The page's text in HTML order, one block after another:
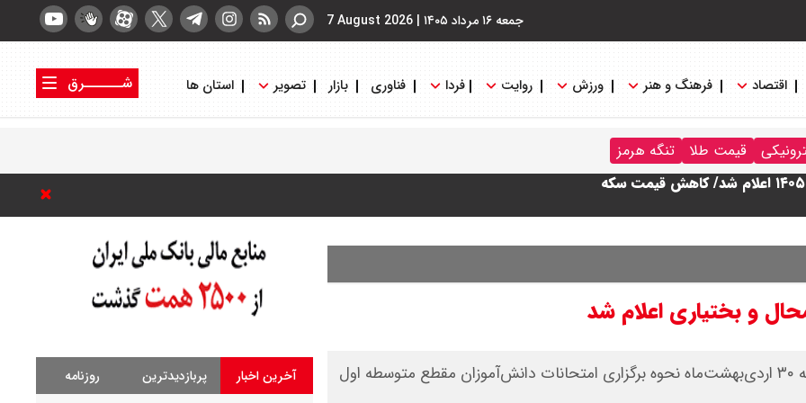
جمعه ۱۶ مرداد ۱۴۰۵ |
7 August 2026
اقتصاد فرهنگ و هنر ورزش روایت فردا فناوری بازار تصویر استان ها
شــــــرق
قیمت طلا تنگه هرمز
و بختیاری اعلام شد
​اداره کل آموزش و پرورش چهارمحال و بختیاری روز چهارشنبه ۳۰ اردی‌بهشت‌ماه نحوه برگزاری امتحانات دانش‌آموزان مقطع متوسطه اول
آخرین اخبار پربازدیدترین روزنامه